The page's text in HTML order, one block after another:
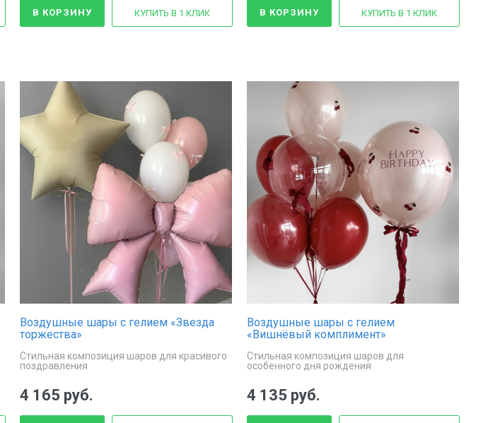
В КОРЗИНУ КУПИТЬ В 1 КЛИК В КОРЗИНУ КУПИТЬ В 1 КЛИК
Воздушные шары с гелием «Звезда
торжества»
Стильная композиция шаров для красивого
поздравления
4 165 руб.
Воздушные шары с гелием
«Вишнёвый комплимент»
Стильная композиция шаров для
особенного дня рождения
4 135 руб.